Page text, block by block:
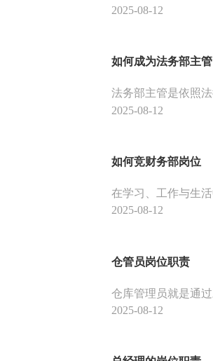
2025-08-12
如何成为法务部主管
2025-08-12
如何竞财务部岗位
2025-08-12
仓管员岗位职责
2025-08-12